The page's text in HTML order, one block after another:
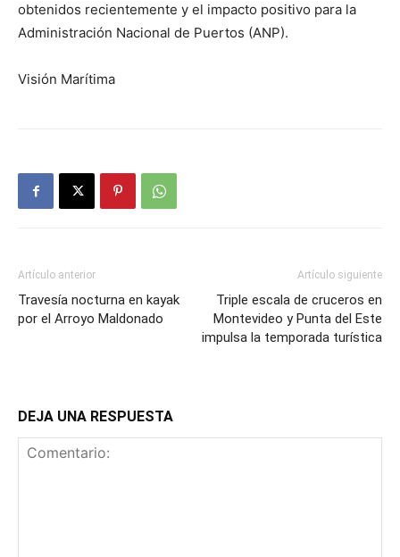
obtenidos recientemente y el impacto positivo para la
Administración Nacional de Puertos (ANP).
Visión Marítima
Artículo anterior
Travesía nocturna en kayak
por el Arroyo Maldonado
Artículo siguiente
Triple escala de cruceros en
Montevideo y Punta del Este
impulsa la temporada turística
DEJA UNA RESPUESTA